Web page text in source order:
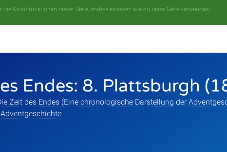
Grundfunktionen dieser Seite, andere erfassen wie du diese Seite verwendest
.
Endes: 8. Plattsburgh
Zeit des Endes (Eine chronologische Darstellung der
Adventgeschichte